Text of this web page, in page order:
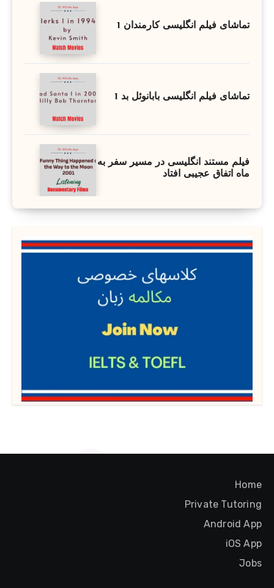
تماشای فیلم انگلیسی کارمندان 1
تماشای فیلم انگلیسی بابانوئل بد 1
فیلم مستند انگلیسی در مسیر سفر به
ماه اتفاق عجیبی افتاد
Home
Private Tutoring
Android App
iOS App
Jobs